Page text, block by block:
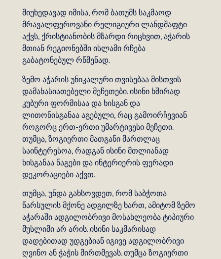
მიუხედავად იმისა, რომ ბათუმს საკმაოდ
მრავალფეროვანი რელიგიური ლანდშაფტი
აქვს, ქრისტიანობის მზარდი რიცხვით, აჭარის
მთიან რეგიონებში ისლამი რჩება
გაბატონებულ რწმენად.
ზემო აჭარის უნიკალური თვისებაა მისთვის
დამახასიათებელი მეჩეთები. ისინი ხშირად
კუბური ფორმისაა და ხისგან და
ლითონისგანაა აგებული, რაც გამოირჩევიან
როგორც ერთ-ერთი უმარტივესი მეჩეთი.
თუმცა, ზოგიერთი მათგანი მართლაც
საინტერესოა, რადგან ისინი მთლიანად
ხისგანაა ნაგები და ინტერიერის ფერადი
დეკორაციები აქვთ.
თუმცა, უნდა გახსოვდეთ, რომ საბჭოთა
წარსულის მქონე ადგილზე ხართ, ამიტომ ზემო
აჭარაში ადგილობრივი მოსახლეობა ტიპიური
მუსლიმი არ არის. ისინი საკმარისად
დადებითად უდგებიან იგივე ადგილობრივი
ღვინო ან ჭაჭის მირთმევას. თუმცა ზოგიერთი